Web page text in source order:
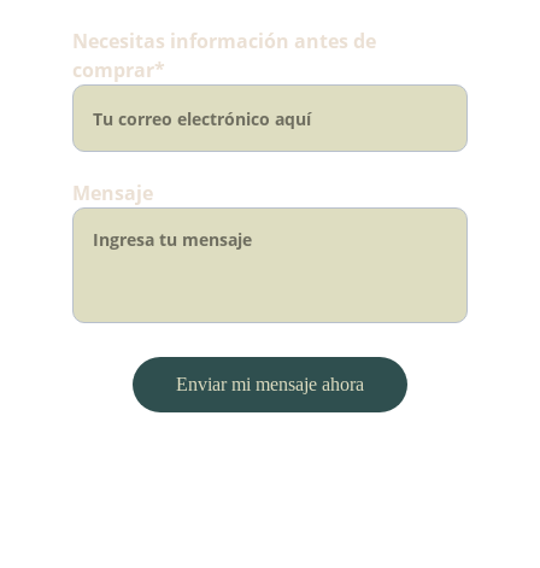
Necesitas información antes de
comprar*
Mensaje
Enviar mi mensaje ahora